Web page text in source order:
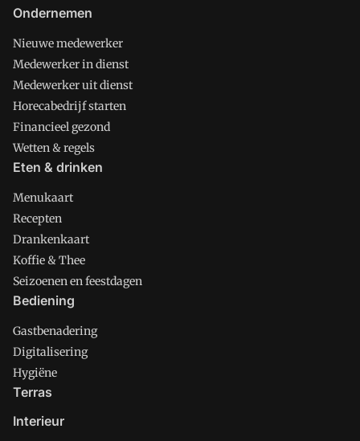
Ondernemen
Nieuwe medewerker
Medewerker in dienst
Medewerker uit dienst
Horecabedrijf starten
Financieel gezond
Wetten & regels
Eten & drinken
Menukaart
Recepten
Drankenkaart
Koffie & Thee
Seizoenen en feestdagen
Bediening
Gastbenadering
Digitalisering
Hygiëne
Terras
Interieur